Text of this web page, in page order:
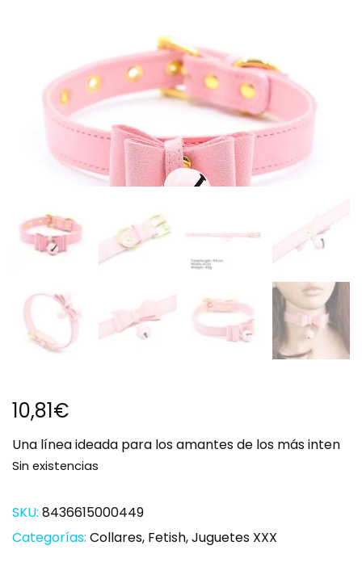
10,81€
Una línea ideada para los amantes de los más inten
Sin existencias
SKU: 8436615000449
Categorías: Collares, Fetish,Juguetes XXX